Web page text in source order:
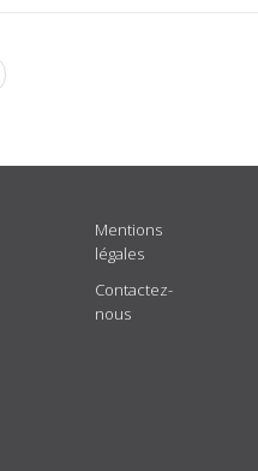
Mentions
légales
Contactez-
nous